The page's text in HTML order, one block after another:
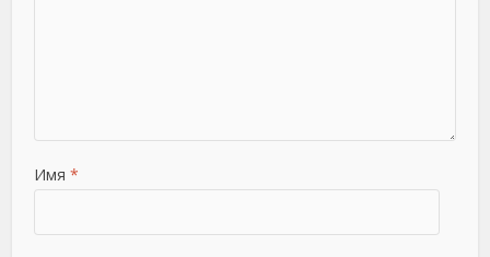
Имя *